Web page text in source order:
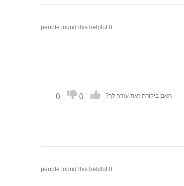
0 people found this helpful
האם ביקורת זאת עזרה לך? 0
0
0 people found this helpful